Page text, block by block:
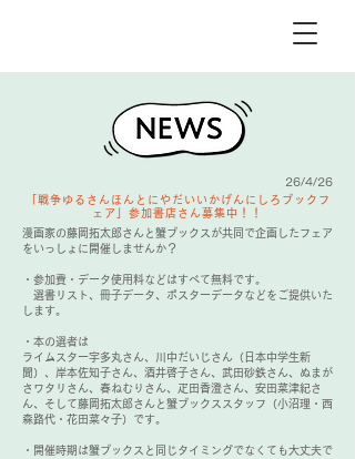
26/4/26
「戦争ゆるさんほんとにやだいいかげんにしろブックフ
ェア」参加書店さん募集中！！
漫画家の藤岡拓太郎さんと蟹ブックスが共同で企画したフェア
をいっしょに開催しませんか？
・参加費・データ使用料などはすべて無料です。
選書リスト、冊子データ、ポスターデータなどをご提供いた
します。
・本の選者は
ライムスター宇多丸さん、川中だいじさん（日本中学生新
聞）、岸本佐知子さん、酒井啓子さん、武田砂鉄さん、ぬまが
さワタリさん、春ねむりさん、疋田香澄さん、安田菜津紀さ
ん、そして藤岡拓太郎さんと蟹ブックススタッフ（小沼理・西
森路代・花田菜々子）です。
・開催時期は蟹ブックスと同じタイミングでなくても大丈夫で